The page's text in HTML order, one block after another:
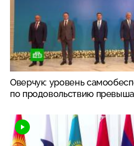
Оверчук: уровень
по продовольствию